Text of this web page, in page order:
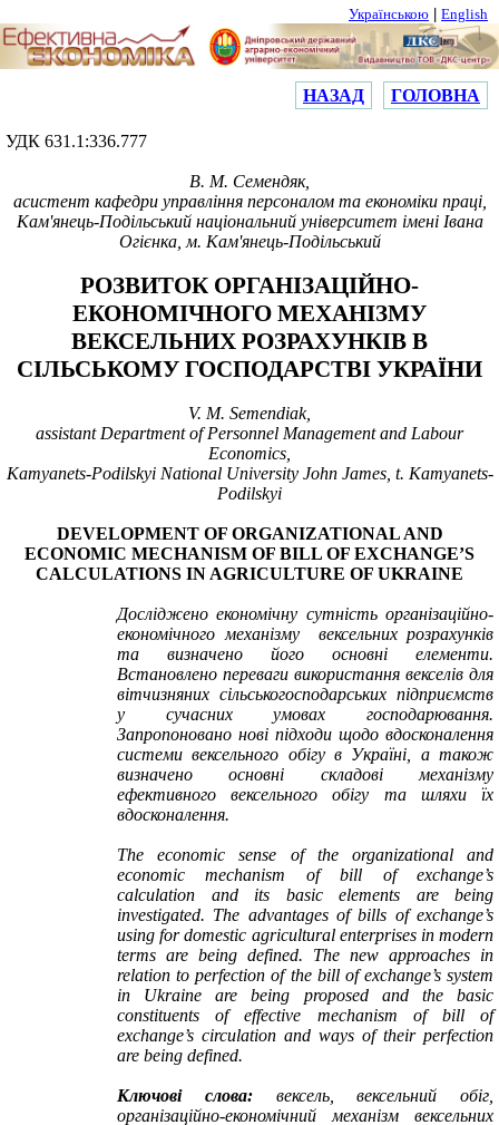
Українською English
НАЗАД ГОЛОВНА
УДК 631.1:336.777
В. М. Семендяк,
асистент кафедри управління персоналом та економікипраці,
Кам'янець-Подільський національний університет імені Івана
Огієнка, м. Кам'янець-Подільський
РОЗВИТОК ОРГАНІЗАЦІЙНО-
ЕКОНОМІЧНОГО МЕХАНІЗМУ
ВЕКСЕЛЬНИХ РОЗРАХУНКІВ В
СІЛЬСЬКОМУ ГОСПОДАРСТВІ УКРАЇНИ
V. M. Semendiak,
assistant Department of Personnel Management and Labour
Economics,
Kamyanets-Podilskyi National University John James, t. Kamyanets-
Podilskyi
DEVELOPMENT OF ORGANIZATIONAL AND
ECONOMIC MECHANISM OF BILL OF EXCHANGE’S
CALCULATIONS IN AGRICULTURE OF UKRAINE
Досліджено економічну сутність організаційно-
економічного механізму вексельних розрахунків
та визначено його основні елементи.
Встановлено переваги використання векселів для
вітчизняних сільськогосподарських підприємств
у сучасних умовах господарювання.
Запропоновано нові підходи щодо вдосконалення
системи вексельного обігу в Україні, а також
визначено основні складові механізму
ефективного вексельного обігу та шляхи їх
вдосконалення.
The economic sense of the organizational and
economic mechanism of bill of exchange’s
calculation and its basic elements are being
investigated. The advantages of bills of exchange’s
using for domestic agricultural enterprises in modern
terms are being defined. The new approaches in
relation to perfection of the bill of exchange’s system
in Ukraine are being proposed and the basic
constituents of effective mechanism of bill of
exchange’s circulation and ways of their perfection
are being defined.
Ключові слова:вексель, вексельний обіг,
організаційно-економічний механізм вексельних